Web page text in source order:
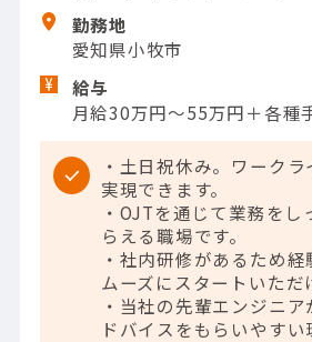
勤務地
愛知県小牧市
給与
月給30万円～55万円＋各種
・土日祝休み。ワーク
実現できます。
・OJTを通じて業務をし
らえる職場です。
・社内研修があるため
ムーズにスタートいただ
・当社の先輩エンジニ
ドバイスをもらいやすい